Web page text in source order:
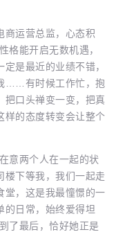
运营总监，心态积
格能开启无数机遇，
是最近的业绩不错，
……有时候工作忙，抱
把口头禅变一变，把真
样的态度转变会让整个
意两个人在一起的状
楼下等我，我们一起走
堂，这是我最憧憬的一
的日常，始终爱得坦
了最后，恰好她正是